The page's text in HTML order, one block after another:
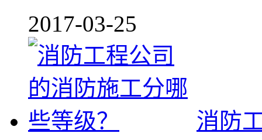
2017-03-25
消防